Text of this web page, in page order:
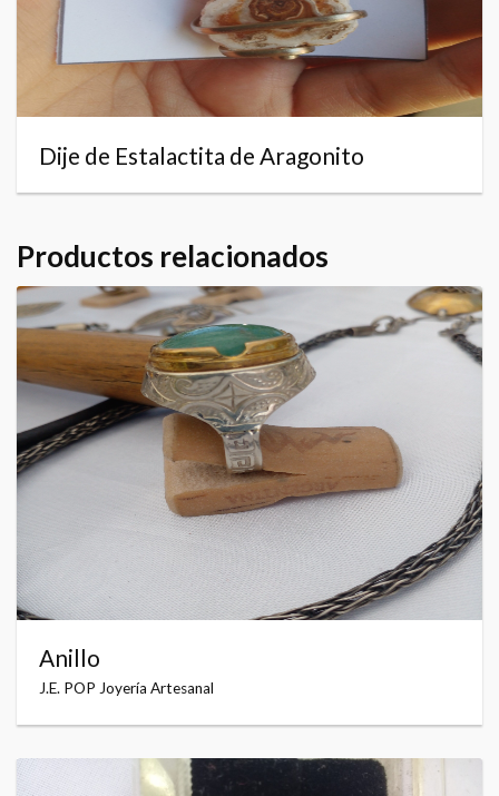
Dije de Estalactita de Aragonito
Productos relacionados
Anillo
J.E. POP Joyería Artesanal